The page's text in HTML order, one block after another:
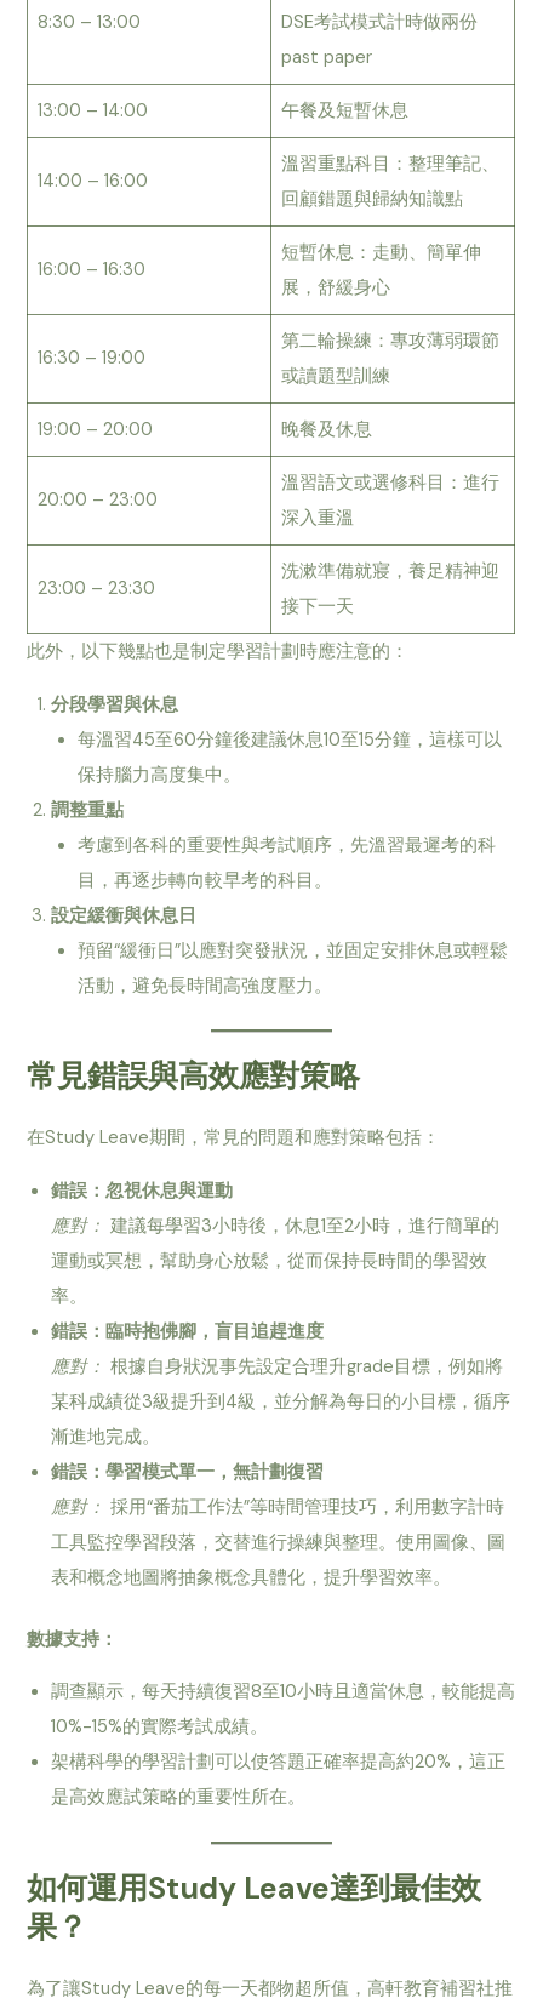
8:30 – 13:00
DSE考試模式計時做兩份
past paper
13:00 – 14:00 午餐及短暫休息
14:00 – 16:00
溫習重點科目：整理筆記、
回顧錯題與歸納知識點
16:00 – 16:30
短暫休息：走動、簡單伸
展，舒緩身心
16:30 – 19:00
第二輪操練：專攻薄弱環節
或讀題型訓練
19:00 – 20:00 晚餐及休息
20:00 – 23:00
溫習語文或選修科目：進行
深入重溫
23:00 – 23:30
洗漱準備就寢，養足精神迎
接下一天
此外，以下幾點也是制定學習計劃時應注意的：
分段學習與休息
每溫習45至60分鐘後建議休息10至15分鐘，這樣可以
保持腦力高度集中。
調整重點
考慮到各科的重要性與考試順序，先溫習最遲考的科
目，再逐步轉向較早考的科目。
設定緩衝與休息日
預留“緩衝日”以應對突發狀況，並固定安排休息或輕鬆
活動，避免長時間高強度壓力。
常見錯誤與高效應對策略
在Study Leave期間，常見的問題和應對策略包括：
錯誤：忽視休息與運動
應對： 建議每學習3小時後，休息1至2小時，進行簡單的
運動或冥想，幫助身心放鬆，從而保持長時間的學習效
率。
錯誤：臨時抱佛腳，盲目追趕進度
應對： 根據自身狀況事先設定合理升grade目標，例如將
某科成績從3級提升到4級，並分解為每日的小目標，循序
漸進地完成。
錯誤：學習模式單一，無計劃復習
應對： 採用“番茄工作法”等時間管理技巧，利用數字計時
工具監控學習段落，交替進行操練與整理。使用圖像、圖
表和概念地圖將抽象概念具體化，提升學習效率。
數據支持：
調查顯示，每天持續復習8至10小時且適當休息，較能提高
10%-15%的實際考試成績。
架構科學的學習計劃可以使答題正確率提高約20%，這正
是高效應試策略的重要性所在。
如何運用Study Leave達到最佳效
果？
為了讓Study Leave的每一天都物超所值，高軒教育補習社推